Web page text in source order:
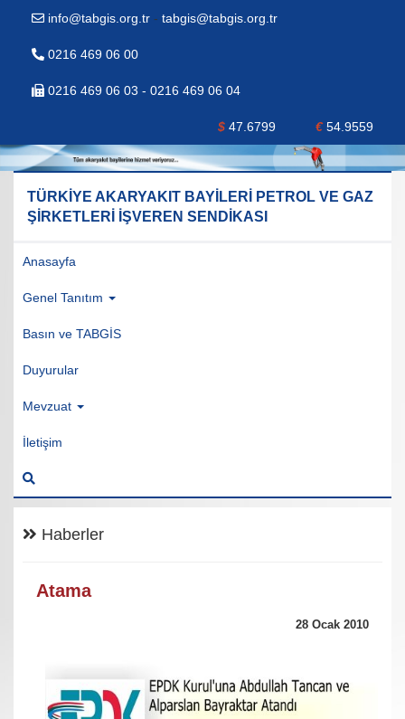
info@tabgis.org.tr - tabgis@tabgis.org.tr
0216 469 06 00
0216 469 06 03 - 0216 469 06 04
$ 47.6799 €54.9559
TÜRKİYE AKARYAKIT BAYİLERİ PETROL VE GAZ
ŞİRKETLERİ İŞVEREN SENDİKASI
Anasayfa
Genel Tanıtım
Basın ve TABGİS
Duyurular
Mevzuat
İletişim
Haberler
Atama
28 Ocak 2010